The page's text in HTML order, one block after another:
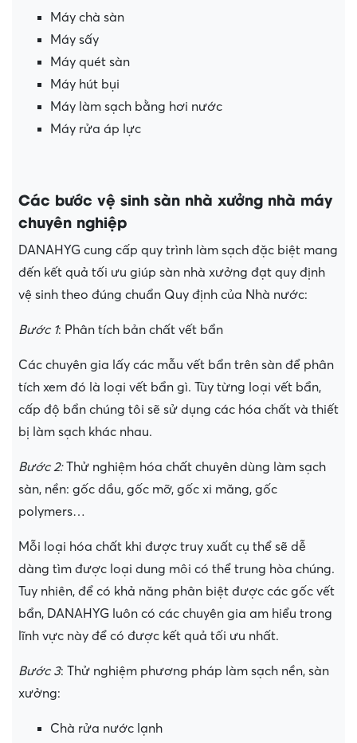
Máy chà sàn
Máy sấy
Máy quét sàn
Máy hút bụi
Máy làm sạch bằng hơi nước
Máy rửa áp lực
Các bước vệ sinh sàn nhà xưởng nhà máy
chuyên nghiệp
DANAHYG cung cấp quy trình làm sạch đặc biệt mang
đến kết quả tối ưu giúp sàn nhà xưởng đạt quy định
vệ sinh theo đúng chuẩn Quy định của Nhà nước:
Bước 1: Phân tích bản chất vết bẩn
Các chuyên gia lấy các mẫu vết bẩn trên sàn để phân
tích xem đó là loại vết bẩn gì. Tùy từng loại vết bẩn,
cấp độ bẩn chúng tôi sẽ sử dụng các hóa chất và thiết
bị làm sạch khác nhau.
Bước 2:Thử nghiệm hóa chất chuyên dùng làm sạch
sàn, nền: gốc dầu, gốc mỡ, gốc xi măng, gốc
polymers…
Mỗi loại hóa chất khi được truy xuất cụ thể sẽ dễ
dàng tìm được loại dung môi có thể trung hòa chúng.
Tuy nhiên, để có khả năng phân biệt được các gốc vết
bẩn, DANAHYG luôn có các chuyên gia am hiểu trong
lĩnh vực này để có được kết quả tối ưu nhất.
Bước 3: Thử nghiệm phương pháp làm sạch nền, sàn
xưởng:
Chà rửa nước lạnh